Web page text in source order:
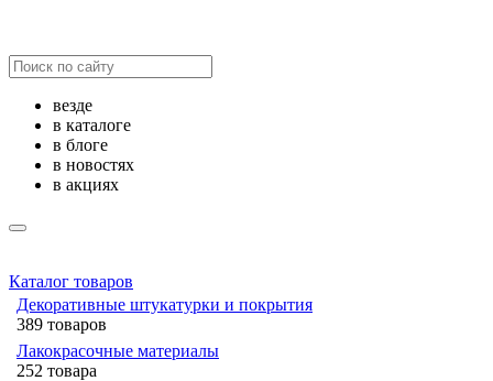
везде
в каталоге
в блоге
в новостях
в акциях
Каталог товаров
Декоративные штукатурки и покрытия
389 товаров
Лакокрасочные материалы
252 товара